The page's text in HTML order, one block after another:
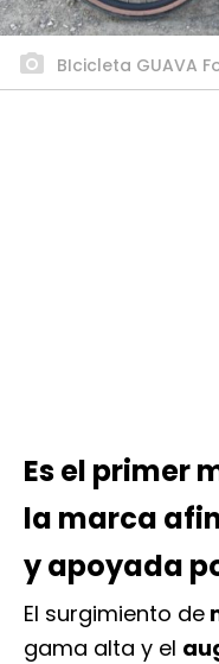
BIcicleta GUAVA
Es el primer
la marca
y apoyada
El surgimiento de
gama alta y el